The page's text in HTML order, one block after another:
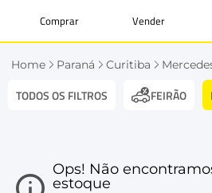
Comprar Vender
Home Paraná Curitiba
TODOS OS FILTROS FEIRÃO
Ops! Não
estoque